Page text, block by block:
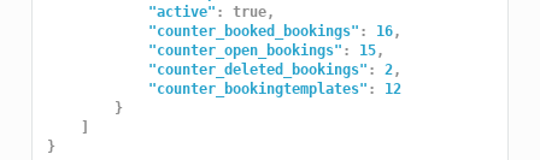
"active" : true,
"counter_booked_bookings" : 16,
"counter_open_bookings" : 15,
"counter_deleted_bookings" : 2,
"counter_bookingtemplates" :
12
}
]
}